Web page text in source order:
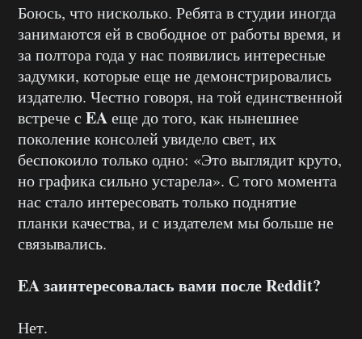
Боюсь, что нисколько. Ребята в студии иногда
занимаются ей в свободное от работы время, и
за полтора года у нас появились интересные
задумки, которые еще не демонстрировались
издателю. Честно говоря, на той единственной
встрече с EAеще до того, как нынешнее
поколение консолей увидело свет, их
беспокоило только одно: «Это выглядит круто,
но графика сильно устарела». С того момента
нас стало интересовать только поднятие
планки качества, и с издателем мы больше не
связывались.
EA заинтересовалась вами послеReddit?
Нет.